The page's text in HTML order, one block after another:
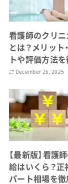
看護師のクリニ
とは？メリット
トや評価方法
December 26, 2025
【最新版】看護
給はいくら？正
パート相場を徹